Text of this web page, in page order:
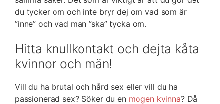
du tycker om och inte bryr dej om vad som är
”inne” och vad man ”ska” tycka om.
Hitta knullkontakt och dejta kåta
kvinnor och män!
Vill du ha brutal och hård sex eller vill du ha
passionerad sex? Söker du en mogen kvinna? Då